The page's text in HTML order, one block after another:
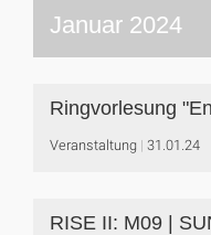
Januar 2024
Ringvorlesung
Veranstaltung 31.01.24
RISE II: M09 |